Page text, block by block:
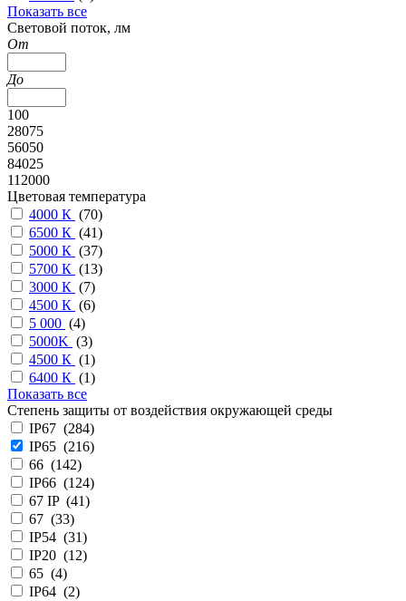
Показать все
Cветовой поток, лм
От
До
100
28075
56050
84025
112000
Цветовая температура
4000 К (70)
6500 К (41)
5000 К (37)
5700 К (13)
3000 К (7)
4500 К (6)
5 000 (4)
5000K (3)
4500 К (1)
6400 К (1)
Показать все
Степень защиты от воздействия окружающей среды
IP67 (284)
IP65 (216)
66 (142)
IP66 (124)
67 IP (41)
67 (33)
IP54 (31)
IP20 (12)
65 (4)
IP64 (2)